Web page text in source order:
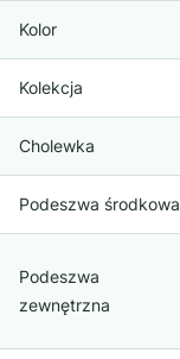
Kolor
Kolekcja
Cholewka
Podeszwa środkowa
Podeszwa
zewnętrzna